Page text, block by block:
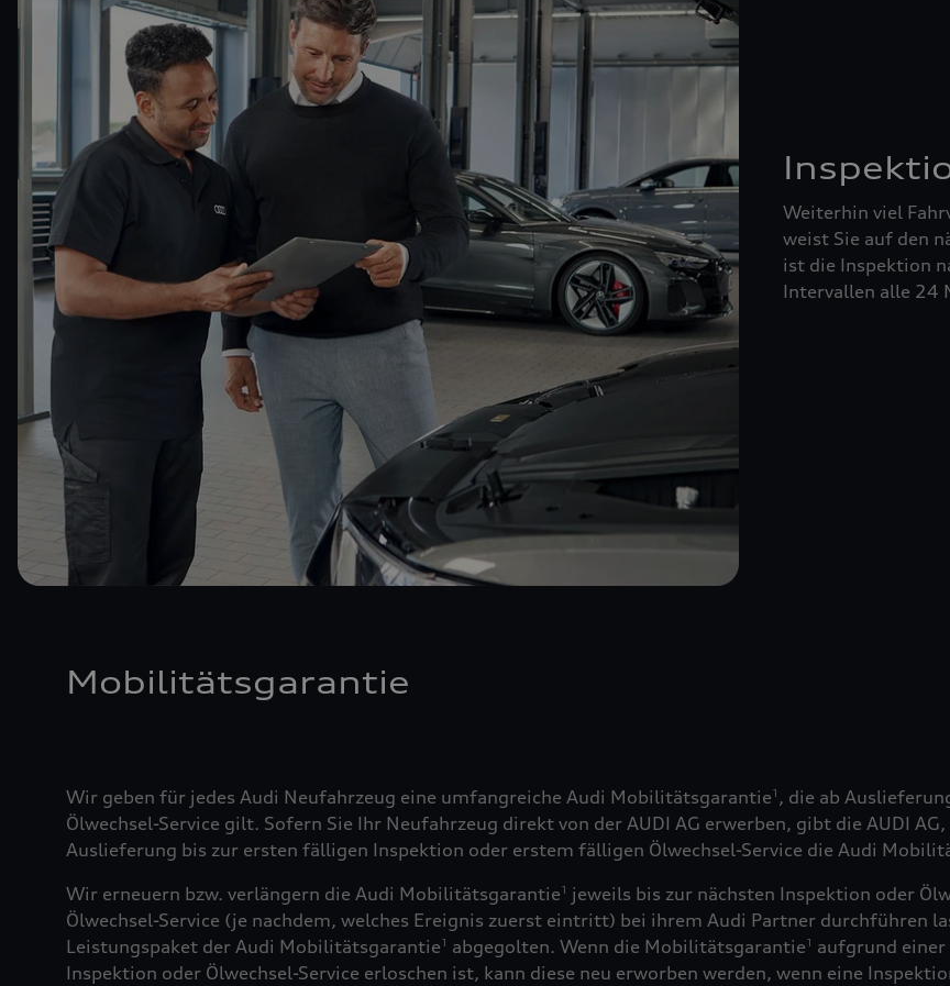
Weiterhin viel
weist Sie auf den
ist die Inspektion
Intervallen alle 24
Mobilitätsgarantie
Wir geben für jedes Audi Neufahrzeug eine umfangreiche Audi Mobilitätsgarantie1 , die ab
Ölwechsel-Service gilt. Sofern Sie Ihr Neufahrzeug direkt von der AUDI AG erwerben, gibt die AUDI
Auslieferung bis zur ersten fälligen Inspektion oder erstem fälligen Ölwechsel-Service die Audi
Wir erneuern bzw. verlängern die Audi Mobilitätsgarantie1
jeweils bis zur nächsten Inspektion oder
Ölwechsel-Service (je nachdem, welches Ereignis zuerst eintritt) bei ihrem Audi Partner durchführen
Leistungspaket der Audi Mobilitätsgarantie1 abgegolten. Wenn die Mobilitätsgarantie1
aufgrund
Inspektion oder Ölwechsel-Service erloschen ist, kann diese neu erworben werden, wenn eine